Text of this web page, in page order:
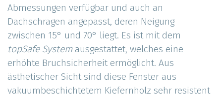
Abmessungen verfügbar und auch an
Dachschrägen angepasst, deren Neigung
zwischen 15° und 70° liegt. Es ist mit dem
topSafe Systemausgestattet, welches eine
erhöhte Bruchsicherheit ermöglicht. Aus
ästhetischer Sicht sind diese Fenster aus
vakuumbeschichtetem Kiefernholz sehr resistent